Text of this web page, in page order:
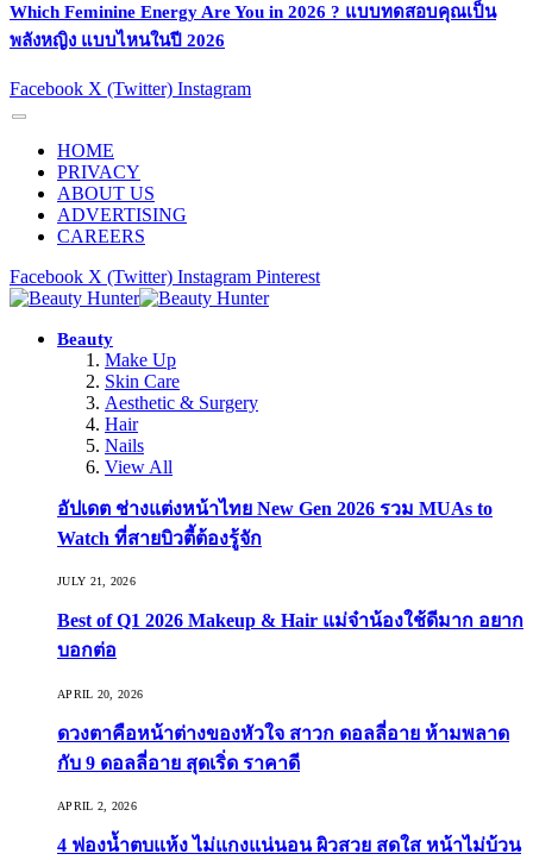
Which Feminine Energy Are You in 2026 ? แบบทดสอบคุณเป็น
พลังหญิง แบบไหนในปี 2026
Facebook X (Twitter) Instagram
HOME
PRIVACY
ABOUT US
ADVERTISING
CAREERS
Facebook X (Twitter) Instagram Pinterest
Beauty
Make Up
Skin Care
Aesthetic & Surgery
Hair
Nails
View All
อัปเดต ช่างแต่งหน้าไทย New Gen 2026 รวม MUAs to
Watch ที่สายบิวตี้ต้องรู้จัก
JULY 21, 2026
Best of Q1 2026 Makeup & Hair แม่จ๋าน้องใช้ดีมาก อยาก
บอกต่อ
APRIL 20, 2026
ดวงตาคือหน้าต่างของหัวใจ สาวก ดอลลี่อาย ห้ามพลาด
กับ 9 ดอลลี่อาย สุดเริ่ด ราคาดี
APRIL 2, 2026
4 ฟองน้ำตบแห้ง ไม่แกงแน่นอน ผิวสวย สดใส หน้าไม่บ้วน